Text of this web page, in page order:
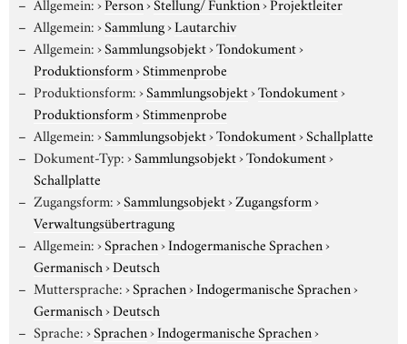
Allgemein:›Sammlung›Lautarchiv
Allgemein:›Sammlungsobjekt›Tondokument›
Produktionsform›Stimmenprobe
Produktionsform:›Sammlungsobjekt›Tondokument›
Produktionsform›Stimmenprobe
Allgemein:›Sammlungsobjekt›Tondokument›Schallplatte
Dokument-Typ:›Sammlungsobjekt›Tondokument›
Schallplatte
Zugangsform:›Sammlungsobjekt›Zugangsform›
Verwaltungsübertragung
Allgemein:›Sprachen›Indogermanische Sprachen›
Germanisch›Deutsch
Muttersprache:›Sprachen›Indogermanische Sprachen›
Germanisch›Deutsch
Sprache:›Sprachen›Indogermanische Sprachen›